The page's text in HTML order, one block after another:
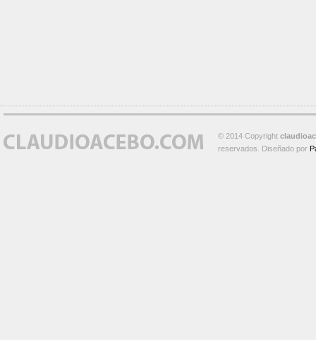
© 2014 Copyright
reservados. Diseñado por